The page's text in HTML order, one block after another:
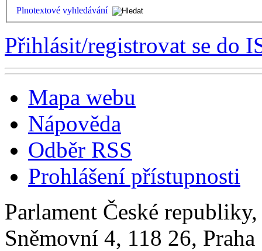
Plnotextové vyhledávání
Přihlásit/registrovat se do
Mapa webu
Nápověda
Odběr RSS
Prohlášení přístupnosti
Parlament České
Sněmovní 4, 118 26,